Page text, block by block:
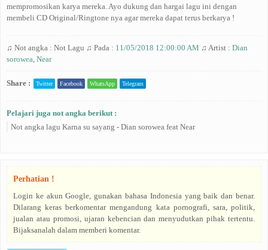
mempromosikan karya mereka. Ayo dukung dan hargai lagu ini dengan
membeli CD Original/Ringtone nya agar mereka dapat terus berkarya !
♫ Not angka : Not Lagu ♫ Pada : 11/05/2018 12:00:00 AM ♫ Artist : Dian
sorowea, Near
Share : Twitter Facebook WhatsApp Telegram
Pelajari juga not angka berikut :
Not angka lagu Karna su sayang - Dian sorowea feat Near
Perhatian !
Login ke akun Google, gunakan bahasa Indonesia yang baik dan benar.
Dilarang keras berkomentar mengandung kata pornografi, sara, politik,
jualan atau promosi, ujaran kebencian dan menyudutkan pihak tertentu.
Bijaksanalah dalam memberi komentar.